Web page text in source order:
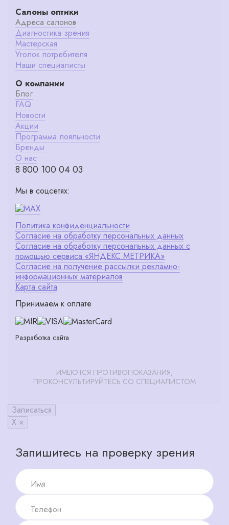
Салоны оптики
Адреса салонов
Диагностика зрения
Мастерская
Уголок потребителя
Наши специалисты
О компании
Блог
FAQ
Новости
Акции
Программа лояльности
Бренды
О нас
8 800 100 04 03
Мы в соцсетях:
Политика конфиденциальности
Согласие на обработку персональных данных
Согласие на обработку персональных данных с
помощью сервиса «ЯНДЕКС.МЕТРИКА»
Согласие на получение рассылки рекламно-
информационных материалов
Карта сайта
Принимаем к оплате
Разработка сайта
ИМЕЮТСЯ ПРОТИВОПОКАЗАНИЯ,
ПРОКОНСУЛЬТИРУЙТЕСЬ СО СПЕЦИАЛИСТОМ
Записаться
X ×
Запишитесь на проверку зрения
Имя
Телефон